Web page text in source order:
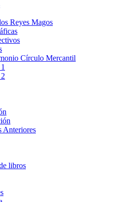
Reyes Magos
Círculo Mercantil
Anteriores
libros